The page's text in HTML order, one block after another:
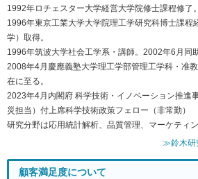
1992年ロチェスター大学経営大学院修士課程修了。
1996年東京工業大学大学院理工学研究科博士課程
学）取得。
1996年筑波大学社会工学系・講師。2002年6月同
2008年4月慶應義塾大学理工学部管理工学科・准
在に至る。
2023年4月内閣府 科学技術・イノベーション推進
災担当）付上席科学技術政策フェロー（非常勤）
研究分野は応用統計解析、品質管理、マーケティン
≫鈴木研
顧客満足度について